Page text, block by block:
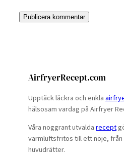
AirfryerRecept.com
Upptäck läckra och enkla
hälsosam vardag på Airfryer
Våra noggrant utvalda recept
varmluftsfritös till ett nöje, från
huvudrätter.